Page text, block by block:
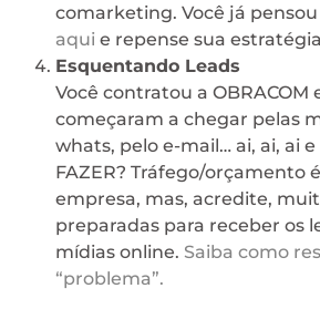
comarketing. Você já pensou
aqui e repense sua
Esquentando Leads
Você contratou a OBRACOM
começaram a chegar pelas
whats, pelo e-mail… ai, ai, ai e
FAZER? Tráfego/orçamento
empresa, mas, acredite,
preparadas para receber os
mídias online. Saiba como
“problema”.